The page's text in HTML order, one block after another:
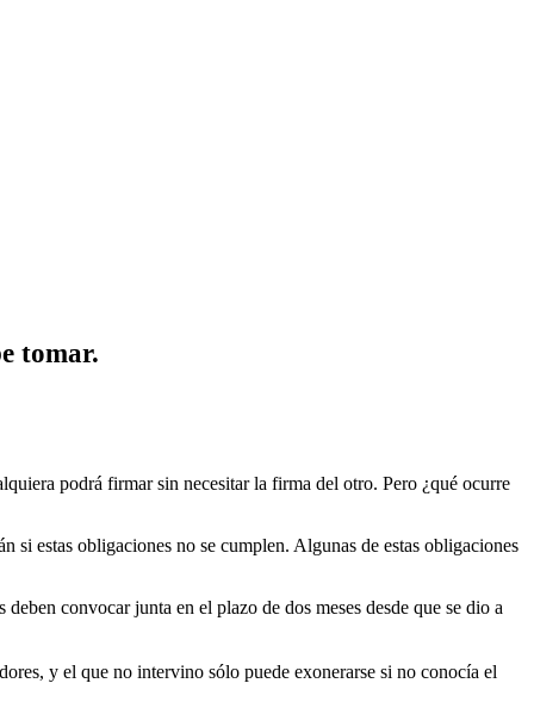
tomar.
podrá firmar sin necesitar la firma del otro. Pero ¿qué ocurre
si estas obligaciones no se cumplen. Algunas de estas obligaciones
convocar junta en el plazo de dos meses desde que se dio a
y el que no intervino sólo puede exonerarse si no conocía el